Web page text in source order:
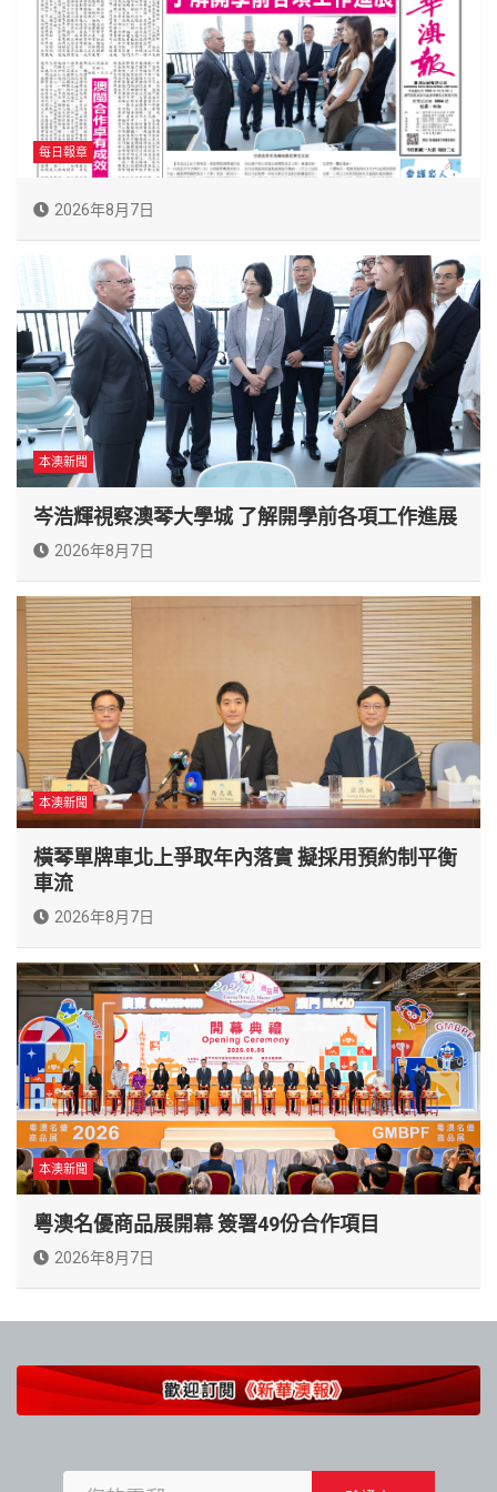
每日報章
2026年8月7日
本澳新聞
岑浩輝視察澳琴大學城 了解開學前各項工作進展
2026年8月7日
本澳新聞
橫琴單牌車北上爭取年內落實 擬採用預約制平衡
車流
2026年8月7日
本澳新聞
粵澳名優商品展開幕 簽署49份合作項目
2026年8月7日